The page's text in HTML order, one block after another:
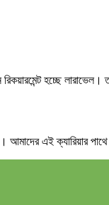
হচ্ছে
আমাদের এই ক্যারিয়ার